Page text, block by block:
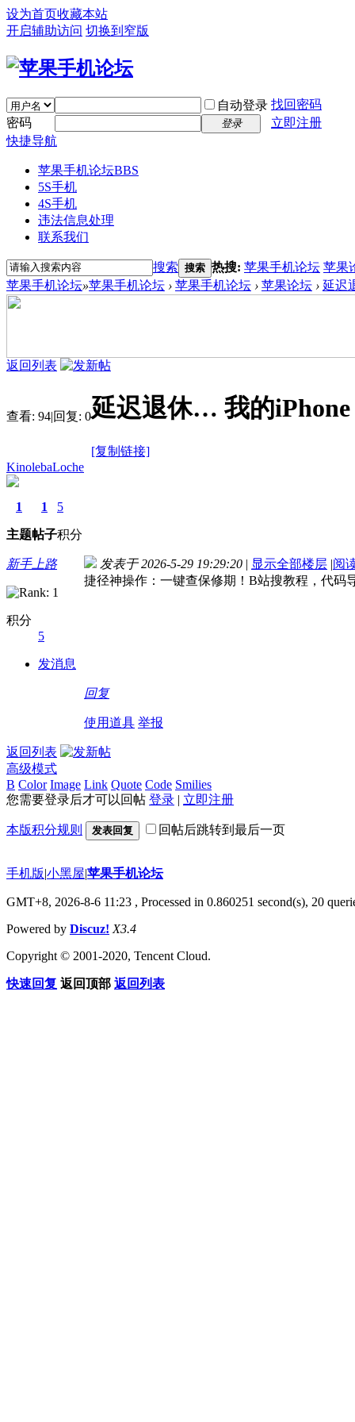
设为首页收藏本站
开启辅助访问 切换到窄版
自动登录 找回密码
密码
登录
立即注册
快捷导航
苹果手机论坛BBS
5S手机
4S手机
违法信息处理
联系我们
搜索 搜索 热搜: 苹果手机论坛 苹果
苹果手机论坛»苹果手机论坛 › 苹果手机论坛 › 苹果论坛 › 延迟
返回列表
查看: 94|回复: 0延迟退休… 我的
[复制链接]
KinolebaLoche
1
主题
1
帖子
5
积分
新手上路
积分
5
发消息
发表于 2026-5-29 19:29:20 | 显示全部楼层 |阅
捷径神操作：一键查保修期！B站搜教程，代码
回复
使用道具 举报
返回列表
高级模式
B Color Image Link Quote Code Smilies
您需要登录后才可以回帖 登录 | 立即注册
本版积分规则 发表回复 回帖后跳转到最后一页
手机版|小黑屋|苹果手机论坛
GMT+8, 2026-8-6 11:23 , Processed in 0.860251 second(s), 20
Powered by Discuz! X3.4
Copyright © 2001-2020, Tencent Cloud.
快速回复 返回顶部 返回列表